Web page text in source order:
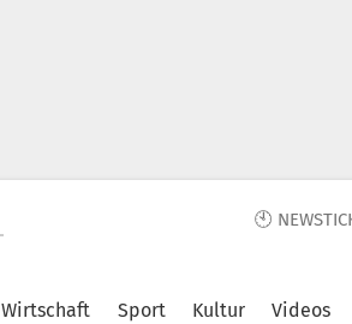
🕙
Wirtschaft Sport Kultur Videos